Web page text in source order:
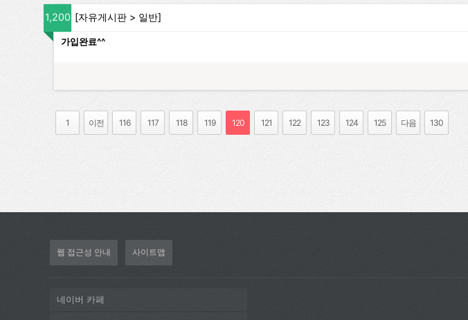
1,200 [자유게시판 > 일반]
가입완료^^
1 이전 116 117 118 119 120 121 122 123 124 125 다음 130
웹 접근성 안내 사이트맵
네이버 카페